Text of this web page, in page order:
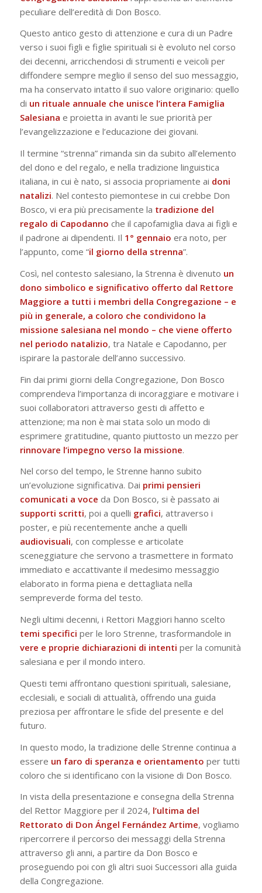
peculiare dell’eredità di Don Bosco.
Questo antico gesto di attenzione e cura di un Padre
verso i suoi figli e figlie spirituali si è evoluto nel corso
dei decenni, arricchendosi di strumenti e veicoli per
diffondere sempre meglio il senso del suo messaggio,
ma ha conservato intatto il suo valore originario: quello
di un rituale annuale che unisce l’intera Famiglia
Salesiana e proietta in avanti le sue priorità per
l’evangelizzazione e l’educazione dei giovani.
Il termine “strenna” rimanda sin da subito all’elemento
del dono e del regalo, e nella tradizione linguistica
italiana, in cui è nato, si associa propriamente ai doni
natalizi. Nel contesto piemontese in cui crebbe Don
Bosco, vi era più precisamente la tradizione del
regalo di Capodanno che il capofamiglia dava ai figli e
il padrone ai dipendenti. Il 1° gennaio era noto, per
l’appunto, come “il giorno della strenna”.
Così, nel contesto salesiano, la Strenna è divenuto un
dono simbolico e significativo offerto dal Rettore
Maggiore a tutti i membri della Congregazione – e
più in generale, a coloro che condividono la
missione salesiana nel mondo – che viene offerto
nel periodo natalizio, tra Natale e Capodanno, per
ispirare la pastorale dell’anno successivo.
Fin dai primi giorni della Congregazione, Don Bosco
comprendeva l’importanza di incoraggiare e motivare i
suoi collaboratori attraverso gesti di affetto e
attenzione; ma non è mai stata solo un modo di
esprimere gratitudine, quanto piuttosto un mezzo per
rinnovare l’impegno verso la missione.
Nel corso del tempo, le Strenne hanno subito
un’evoluzione significativa. Dai primi pensieri
comunicati a voce da Don Bosco, si è passato ai
supporti scritti, poi a quelli grafici, attraverso i
poster, e più recentemente anche a quelli
audiovisuali, con complesse e articolate
sceneggiature che servono a trasmettere in formato
immediato e accattivante il medesimo messaggio
elaborato in forma piena e dettagliata nella
sempreverde forma del testo.
Negli ultimi decenni, i Rettori Maggiori hanno scelto
temi specifici per le loro Strenne, trasformandole in
vere e proprie dichiarazioni di intenti per la comunità
salesiana e per il mondo intero.
Questi temi affrontano questioni spirituali, salesiane,
ecclesiali, e sociali di attualità, offrendo una guida
preziosa per affrontare le sfide del presente e del
futuro.
In questo modo, la tradizione delle Strenne continua a
essere un faro di speranza e orientamento per tutti
coloro che si identificano con la visione di Don Bosco.
In vista della presentazione e consegna della Strenna
del Rettor Maggiore per il 2024, l’ultima del
Rettorato di Don Ángel Fernández Artime, vogliamo
ripercorrere il percorso dei messaggi della Strenna
attraverso gli anni, a partire da Don Bosco e
proseguendo poi con gli altri suoi Successori alla guida
della Congregazione.